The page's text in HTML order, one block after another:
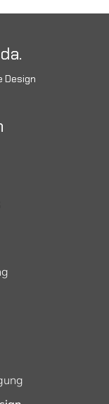
Design